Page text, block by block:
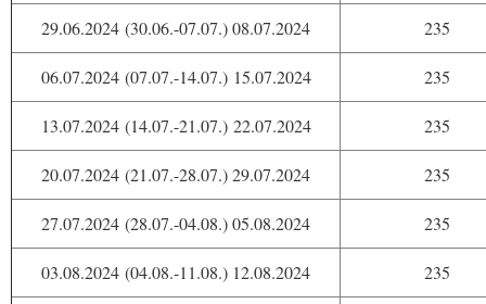
29.06.2024 (30.06.-07.07.) 08.07.2024 235
06.07.2024 (07.07.-14.07.) 15.07.2024 235
13.07.2024 (14.07.-21.07.) 22.07.2024 235
20.07.2024 (21.07.-28.07.) 29.07.2024 235
27.07.2024 (28.07.-04.08.) 05.08.2024 235
03.08.2024 (04.08.-11.08.) 12.08.2024 235